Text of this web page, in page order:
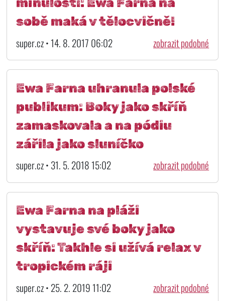
sobě maká v tělocvičně!
super.cz • 14. 8. 2017 06:02 zobrazit podobné
Ewa Farna uhranula polské
publikum: Boky jako skříň
zamaskovala a na pódiu
zářila jako sluníčko
super.cz • 31. 5. 2018 15:02 zobrazit podobné
Ewa Farna na pláži
vystavuje své boky jako
skříň: Takhle si užívá relax v
tropickém ráji
super.cz • 25. 2. 2019 11:02 zobrazit podobné